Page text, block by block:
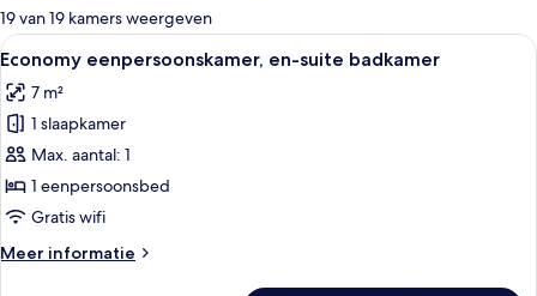
voor
kamers
19 van 19 kamers weergeven
Alle
foto's
voor
Economy
eenpersoonskamer,
en-
suite
laden
Een kleine, kleurrijke kamer met
2
Economy eenpersoonskamer, en-suite badkamer
7 m²
1 slaapkamer
Max. aantal: 1
1 eenpersoonsbed
Gratis wifi
Meer informatie
Meer